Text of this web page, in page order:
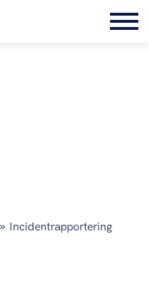
» Incidentrapportering